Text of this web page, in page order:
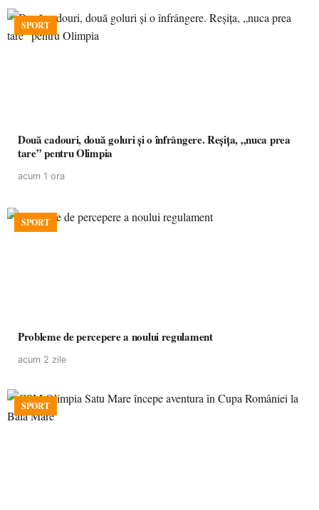
SPORT
Două cadouri, două goluri și o înfrângere. Reșița, „nuca prea
tare” pentru Olimpia
acum 1 ora
SPORT
Probleme de percepere a noului regulament
acum 2 zile
SPORT